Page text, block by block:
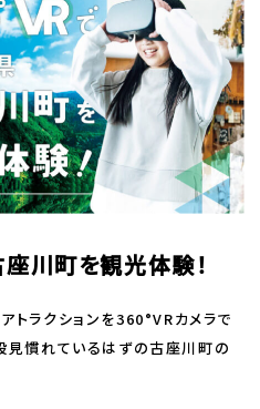
川町を観光体験！
トラクションを360°VRカメラで
見慣れているはずの古座川町の